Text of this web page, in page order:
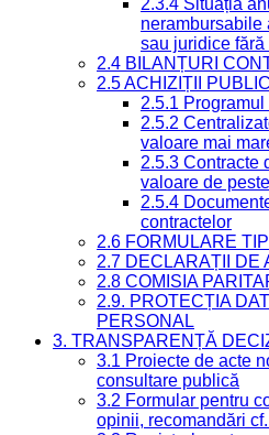
2.3.4 Situația
nerambursabile
sau juridice fără
2.4 BILANȚURI
2.5 ACHIZIȚII
2.5.1
2.5.2
valoare mai
2.5.3 Contracte
valoare de
2.5.4
contractelor
2.6 FORMULARE TIP
2.7 DECLARAȚII DE
2.8 COMISIA
2.9. PROTECȚIA
PERSONAL
3. TRANSPARENȚĂ
3.1 Proiecte de acte
consultare publică
3.2 Formular pentru
opinii, recomandări